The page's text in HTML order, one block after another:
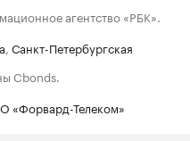
агентство «РБК».
, Санкт-Петербургская
Cbonds.
«Форвард-Телеком»